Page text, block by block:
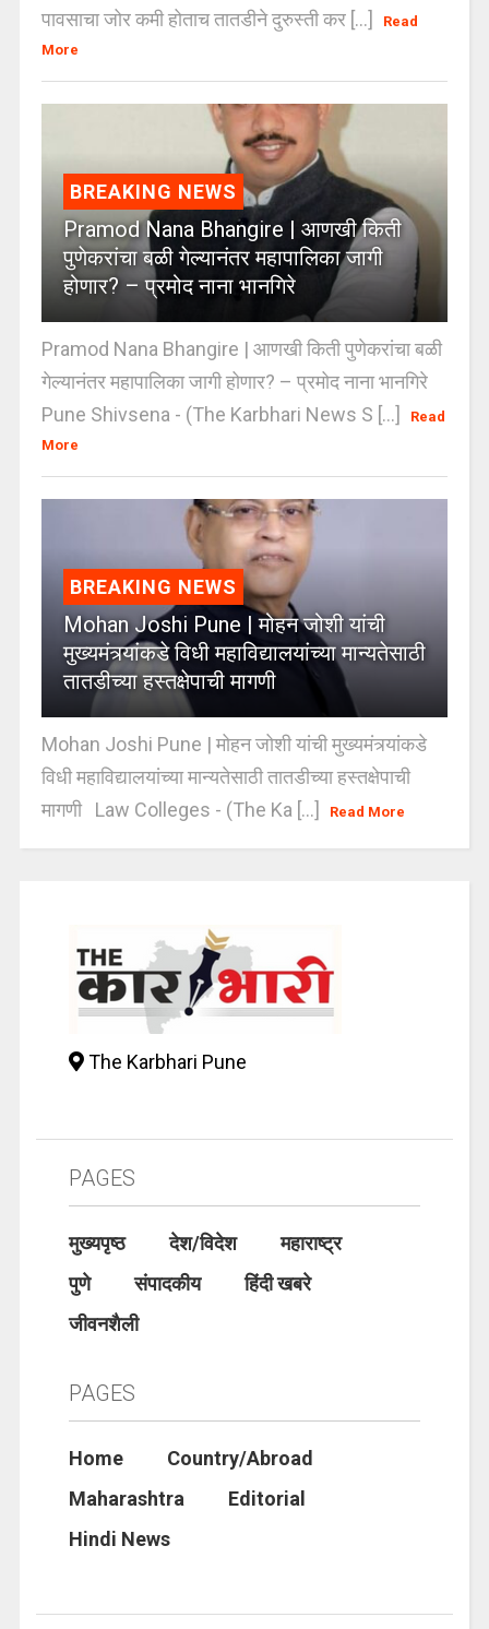
पावसाचा जोर कमी होताच तातडीने दुरुस्ती कर [...]
Read
More
BREAKING NEWS
Pramod Nana Bhangire | आणखी किती
पुणेकरांचा बळी गेल्यानंतर महापालिका जागी
होणार? – प्रमोद नाना भानगिरे
Pramod Nana Bhangire | आणखी किती पुणेकरांचा बळी
गेल्यानंतर महापालिका जागी होणार? – प्रमोद नाना भानगिरे
Pune Shivsena - (The Karbhari News S [...]
Read
More
BREAKING NEWS
Mohan Joshi Pune | मोहन जोशी यांची
मुख्यमंत्र्यांकडे विधी महाविद्यालयांच्या मान्यतेसाठी
तातडीच्या हस्तक्षेपाची मागणी
Mohan Joshi Pune | मोहन जोशी यांची मुख्यमंत्र्यांकडे
विधी महाविद्यालयांच्या मान्यतेसाठी तातडीच्या हस्तक्षेपाची
मागणी Law Colleges - (The Ka [...]
Read More
The Karbhari Pune
PAGES
मुख्यपृष्ठ देश/विदेश
महाराष्ट्र
पुणे
संपादकीय
हिंदी खबरे
जीवनशैली
PAGES
Home
Country/Abroad
Maharashtra
Editorial
Hindi News